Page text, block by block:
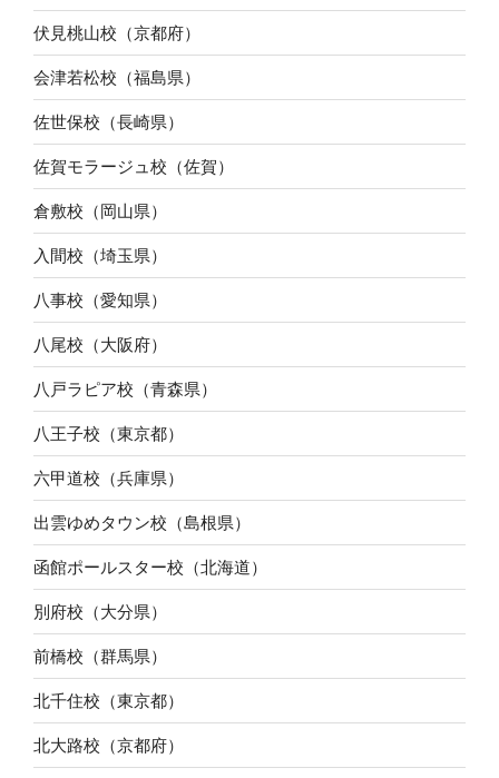
伏見桃山校（京都府）
会津若松校（福島県）
佐世保校（長崎県）
佐賀モラージュ校（佐賀）
倉敷校（岡山県）
入間校（埼玉県）
八事校（愛知県）
八尾校（大阪府）
八戸ラピア校（青森県）
八王子校（東京都）
六甲道校（兵庫県）
出雲ゆめタウン校（島根県）
函館ポールスター校（北海道）
別府校（大分県）
前橋校（群馬県）
北千住校（東京都）
北大路校（京都府）